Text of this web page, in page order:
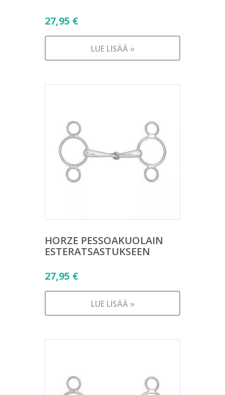
27,95 €
LUE LISÄÄ »
HORZE PESSOAKUOLAIN
ESTERATSASTUKSEEN
27,95 €
LUE LISÄÄ »